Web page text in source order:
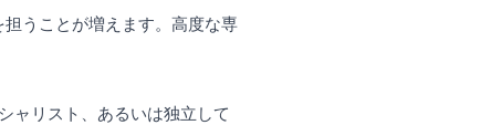
うことが増えます。高度な専
ャリスト、あるいは独立して